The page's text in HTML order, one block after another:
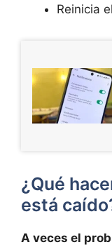
Reinicia
¿Qué
está
A veces el